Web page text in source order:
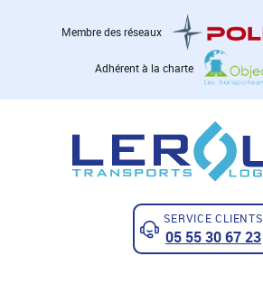
Membre des réseaux
Adhérent à la charte
SERVICE CLIENTS
05 55 30 67 23